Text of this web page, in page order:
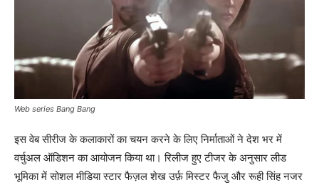
Web series Bang Bang
इस वेब सीरीज के कलाकारों का चयन करने के लिए निर्माताओं ने देश भर में
वर्चुअल ऑडिशन का आयोजन किया था। रिलीज हुए टीजर के अनुसार लीड
भूमिका में सोशल मीडिया स्‍टार फैज़ल शेख उर्फ़ मिस्टर फैजु और रूही सिंह नजर